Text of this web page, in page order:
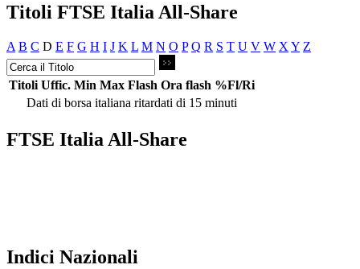
Titoli FTSE Italia All-Share
A B C D E F G H I J K L M N O P Q R S T U V W X Y Z
Titoli Uffic. Min Max Flash Ora flash %Fl/Ri
Dati di borsa italiana ritardati di 15 minuti
FTSE Italia All-Share
Indici Nazionali